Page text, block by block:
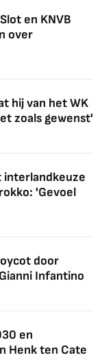
en KNVB
over
hij van het WK
zoals gewenst'
interlandkeuze
'Gevoel
door
Infantino
en
Henk ten Cate